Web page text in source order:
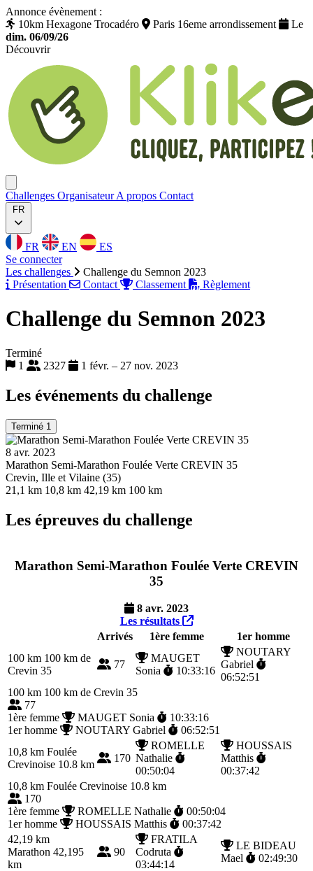
Annonce évènement :
10km Hexagone Trocadéro
Paris 16eme arrondissement
Le
dim. 06/09/26
Découvrir
Challenges OrganisateurA propos Contact
FR
FR EN
ES
Se connecter
Les challenges
Challenge du Semnon 2023
Présentation
Contact Classement Règlement
Challenge du Semnon 2023
Terminé
1
2327 1 févr. – 27 nov. 2023
Les événements du challenge
Terminé 1
8 avr. 2023
Marathon Semi-Marathon Foulée Verte CREVIN 35
Crevin, Ille et Vilaine (35)
21,1 km 10,8 km 42,19 km 100 km
Les épreuves du challenge
Marathon Semi-Marathon Foulée Verte CREVIN
35
8 avr. 2023
Les résultats
Arrivés
1ère femme
1er homme
100 km 100 km de
Crevin 35
77
MAUGET
Sonia
10:33:16
NOUTARY
Gabriel
06:52:51
100 km 100 km de Crevin 35
77
1ère femme
MAUGET Sonia
10:33:16
1er homme
NOUTARY Gabriel
06:52:51
10,8 km Foulée
Crevinoise 10.8 km
170
ROMELLE
Nathalie
00:50:04
HOUSSAIS
Matthis
00:37:42
10,8 km Foulée Crevinoise 10.8 km
170
1ère femme
ROMELLE Nathalie
00:50:04
1er homme
HOUSSAIS Matthis
00:37:42
42,19 km
Marathon 42,195
km
90
FRATILA
Codruta
03:44:14
LE BIDEAU
Mael
02:49:30